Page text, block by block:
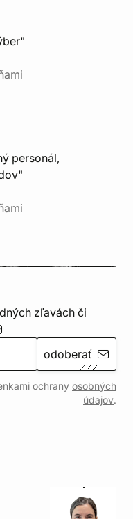
personál,
zľavách či
odoberať
ochrany osobných
údajov.